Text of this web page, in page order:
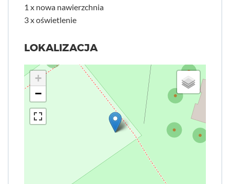
1 x nowa nawierzchnia
3 x oświetlenie
LOKALIZACJA
+
−